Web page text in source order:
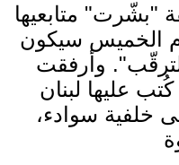
"بشّرت" متابعيها
الخميس سيكون
وأرفقت
عليها لبنان
خلفية سوادء،